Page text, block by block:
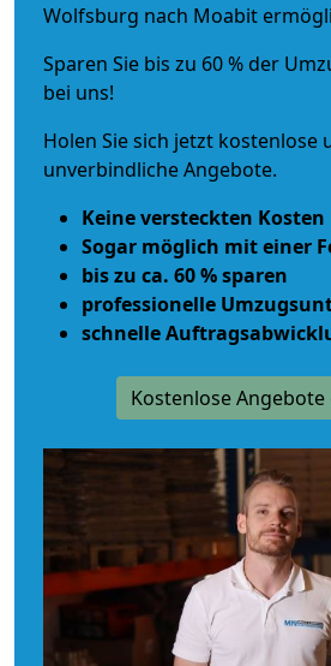
Wolfsburg nach Moabit
Sparen Sie bis zu 60 % der
bei uns!
Holen Sie sich jetzt kostenlose
unverbindliche Angebote.
Keine versteckten Kosten
Sogar möglich mit einer
bis zu ca. 60 % sparen
professionelle
schnelle
Kostenlose